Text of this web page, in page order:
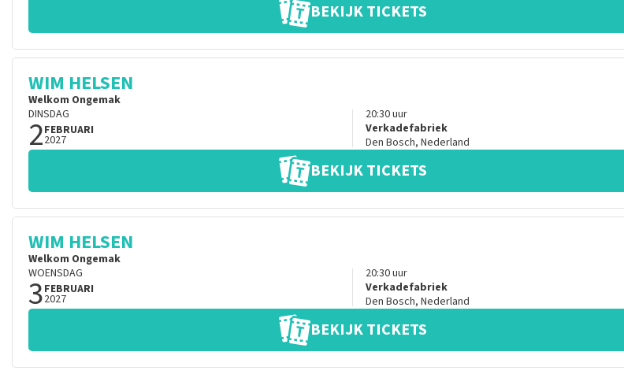
BEKIJK TICKETS
WIM HELSEN
Welkom Ongemak
DINSDAG
2FEBRUARI
2027
20:30uur
Verkadefabriek
Den Bosch, Nederland
BEKIJK TICKETS
WIM HELSEN
Welkom Ongemak
WOENSDAG
3FEBRUARI
2027
20:30uur
Verkadefabriek
Den Bosch, Nederland
BEKIJK TICKETS